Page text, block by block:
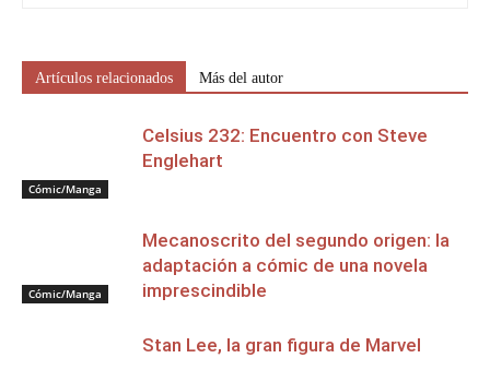
Artículos relacionados Más del autor
Cómic/Manga
Celsius 232: Encuentro con Steve
Englehart
Cómic/Manga
Mecanoscrito del segundo origen: la
adaptación a cómic de una novela
imprescindible
Stan Lee, la gran figura de Marvel